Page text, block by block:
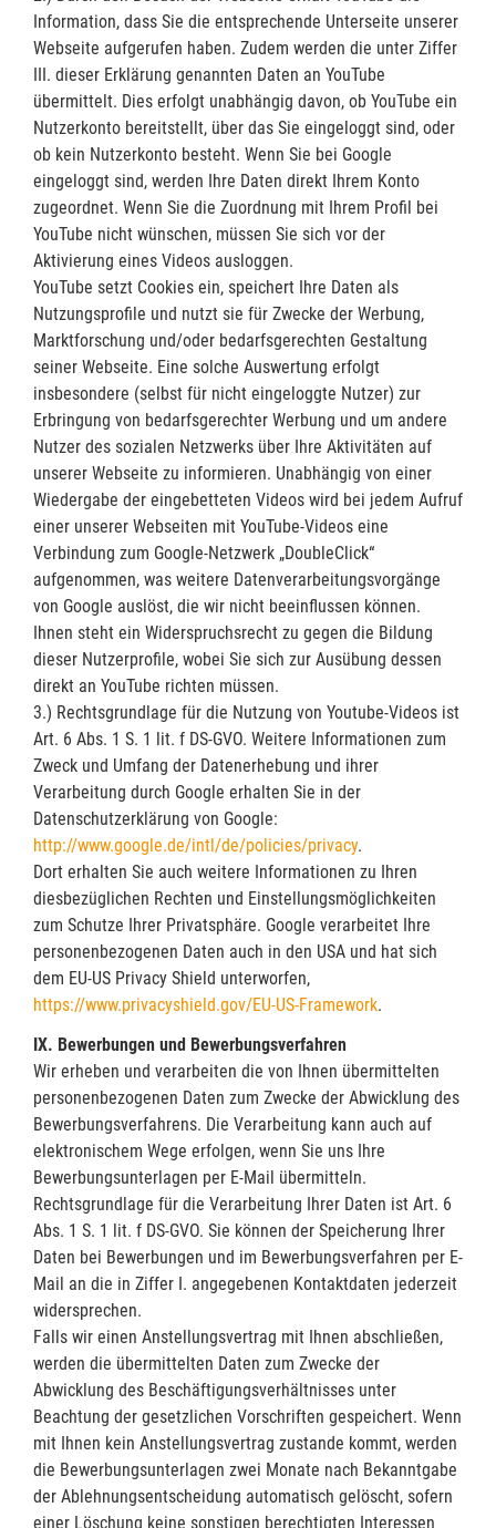
Information, dass Sie die entsprechende Unterseite unserer
Webseite aufgerufen haben. Zudem werden die unter Ziffer
III. dieser Erklärung genannten Daten an YouTube
übermittelt. Dies erfolgt unabhängig davon, ob YouTube ein
Nutzerkonto bereitstellt, über das Sie eingeloggt sind, oder
ob kein Nutzerkonto besteht. Wenn Sie bei Google
eingeloggt sind, werden Ihre Daten direkt Ihrem Konto
zugeordnet. Wenn Sie die Zuordnung mit Ihrem Profil bei
YouTube nicht wünschen, müssen Sie sich vor der
Aktivierung eines Videos ausloggen.
YouTube setzt Cookies ein, speichert Ihre Daten als
Nutzungsprofile und nutzt sie für Zwecke der Werbung,
Marktforschung und/oder bedarfsgerechten Gestaltung
seiner Webseite. Eine solche Auswertung erfolgt
insbesondere (selbst für nicht eingeloggte Nutzer) zur
Erbringung von bedarfsgerechter Werbung und um andere
Nutzer des sozialen Netzwerks über Ihre Aktivitäten auf
unserer Webseite zu informieren. Unabhängig von einer
Wiedergabe der eingebetteten Videos wird bei jedem Aufruf
einer unserer Webseiten mit YouTube-Videos eine
Verbindung zum Google-Netzwerk „DoubleClick“
aufgenommen, was weitere Datenverarbeitungsvorgänge
von Google auslöst, die wir nicht beeinflussen können.
Ihnen steht ein Widerspruchsrecht zu gegen die Bildung
dieser Nutzerprofile, wobei Sie sich zur Ausübung dessen
direkt an YouTube richten müssen.
3.) Rechtsgrundlage für die Nutzung von Youtube-Videos ist
Art. 6 Abs. 1 S. 1 lit. f DS-GVO. Weitere Informationen zum
Zweck und Umfang der Datenerhebung und ihrer
Verarbeitung durch Google erhalten Sie in der
Datenschutzerklärung von Google:
http://www.google.de/intl/de/policies/privacy.
Dort erhalten Sie auch weitere Informationen zu Ihren
diesbezüglichen Rechten und Einstellungsmöglichkeiten
zum Schutze Ihrer Privatsphäre. Google verarbeitet Ihre
personenbezogenen Daten auch in den USA und hat sich
dem EU-US Privacy Shield unterworfen,
https://www.privacyshield.gov/EU-US-Framework.
IX. Bewerbungen und Bewerbungsverfahren
Wir erheben und verarbeiten die von Ihnen übermittelten
personenbezogenen Daten zum Zwecke der Abwicklung des
Bewerbungsverfahrens. Die Verarbeitung kann auch auf
elektronischem Wege erfolgen, wenn Sie uns Ihre
Bewerbungsunterlagen per E-Mail übermitteln.
Rechtsgrundlage für die Verarbeitung Ihrer Daten ist Art. 6
Abs. 1 S. 1 lit. f DS-GVO. Sie können der Speicherung Ihrer
Daten bei Bewerbungen und im Bewerbungsverfahren per E-
Mail an die in Ziffer I. angegebenen Kontaktdaten jederzeit
widersprechen.
Falls wir einen Anstellungsvertrag mit Ihnen abschließen,
werden die übermittelten Daten zum Zwecke der
Abwicklung des Beschäftigungsverhältnisses unter
Beachtung der gesetzlichen Vorschriften gespeichert. Wenn
mit Ihnen kein Anstellungsvertrag zustande kommt, werden
die Bewerbungsunterlagen zwei Monate nach Bekanntgabe
der Ablehnungsentscheidung automatisch gelöscht, sofern
einer Löschung keine sonstigen berechtigten Interessen